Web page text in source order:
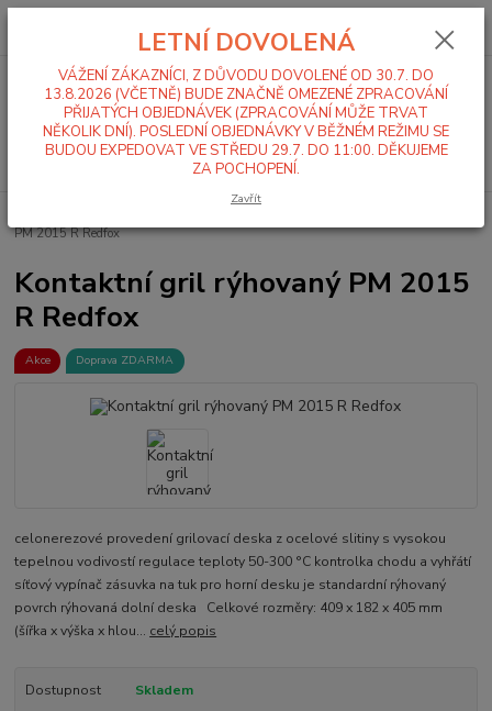
Menu
Hledat
0,00 Kč
PM 2015 R Redfox
Kontaktní gril rýhovaný PM 2015
R Redfox
Akce Doprava ZDARMA
celonerezové provedení grilovací deska z ocelové slitiny s vysokou
tepelnou vodivostí regulace teploty 50-300 °C kontrolka chodu a vyhřátí
síťový vypínač zásuvka na tuk pro horní desku je standardní rýhovaný
povrch rýhovaná dolní deska Celkové rozměry: 409 x 182 x 405 mm
(šířka x výška x hlou... celý popis
Dostupnost Skladem
LETNÍ DOVOLENÁ
VÁŽENÍ ZÁKAZNÍCI, Z DŮVODU DOVOLENÉ OD 30.7. DO
13.8.2026 (VČETNĚ) BUDE ZNAČNĚ OMEZENÉ ZPRACOVÁNÍ
PŘIJATÝCH OBJEDNÁVEK (ZPRACOVÁNÍ MŮŽE TRVAT
NĚKOLIK DNÍ). POSLEDNÍ OBJEDNÁVKY V BĚŽNÉM REŽIMU SE
BUDOU EXPEDOVAT VE STŘEDU 29.7. DO 11:00. DĚKUJEME
ZA POCHOPENÍ.
Zavřít